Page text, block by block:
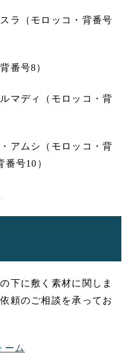
ラ（モロッコ・背番号
番号8）
マディ（モロッコ・背
アムシ（モロッコ・背
号10）
下に敷く素材に関しま
頼のご相談を承ってお
ーム